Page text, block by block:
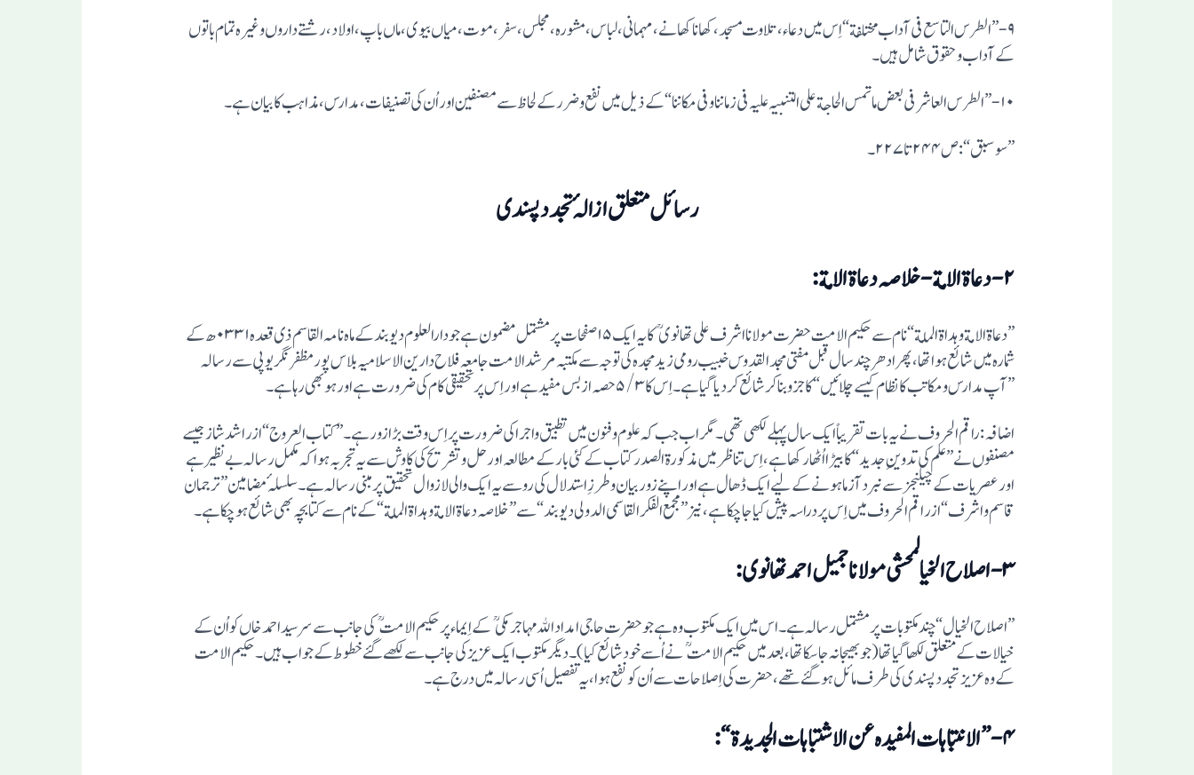
۹-”الطرس التاسع فی آداب مختلفة“اِس میں دعاء،تلاوت مسجد،کھاناکھانے ،مہمانی ،لباس،مشورہ،مجلس،سفر،موت،میاں بیوی ،ماں باپ ،اولاد،رشتے داروں وغیرہ تمام باتوں
کے آداب و حقوق شامل ہیں۔
”سو سبق“: ص۲۴۴تا۲۲۷۔
رسائل متعلق ازالہٴ تجدد پسندی
۲-دعاة الامة -خلاصہ دعاة الامة:
”دعاة الامة و ہداة الملة“نام سے حکیم الامت حضرت مولانا اشرف علی تھانوی کا یہ ایک ۱۵ صفحات پر مشتمل مضمون ہے جودارالعلوم دیوبند کے ماہ نامہ القاسم ذی قعدہ ۰۳۳۱ھ کے
شمارہ میں شائع ہوا تھا،پھرادھر چند سال قبل مفتی مجد القدوس خبیب رومی زید مجدہ کی توجہ سے مکتبہ مرشدالامت جامعہ فلاح دارین الاسلامیہ بلاس پور مظفر نگر یوپی سے رسالہ
”آپ مدارس ومکاتب کا نظام کیسے چلائیں“کا جزو بنا کر شائع کر دیا گیا ہے۔اِس کا ۵/۳حصہ از بس مفید ہے اور اِس پر تحقیقی کام کی ضرورت ہے اور ہو بھی رہا ہے۔
اضافہ :راقم الحروف نے یہ بات تقریباً ایک سال پہلے لکھی تھی۔مگر اب جب کہ علوم و فنون میں تطبیق واجراکی ضرورت پر اِس وقت بڑا زور ہے ۔”کتاب العروج“ازراشد شاز جیسے
مصنفوں نے ”علم کی تدوینِ جدید“کا بیڑا اُٹھا رکھا ہے،اِس تناظر میں مذکورة الصدر کتاب کے کئی بارکے مطالعہ اور حل وتشریح کی کاوش سے یہ تجربہ ہوا کہ مکمل رسالہ بے نظیرہے
اور عصریات کے چیلنجز سے نبرد آزما ہونے کے لیے ایک ڈھال ہے اور اپنے زور بیان و طرزِ استدلال کی رو سے یہ ایک والی لازوال تحقیق پر مبنی رسالہ ہے۔ سلسلہٴ مضامین”ترجمان
قاسم و اشرف“ ازراقم الحروف میں اِس پر دراسہ پیش کیا جا چکا ہے ،نیز”مجمع الفکر القاسمی الدولی دیوبند“سے ”خلاصہ دعاة الامة وہداة الملة“کے نام سے کتابچہ بھی شائع ہوچکا ہے ۔
۳-اصلاح الخیالمحشی مولانا جمیل احمد تھانوی:
” اصلاح الخیال“ چند مکتوبات پر مشتمل رسالہ ہے۔اس میں ایک مکتو ب وہ ہے جو حضرت حاجی امداد الله مہاجر مکی کے اِیما ء پر حکیم الامت کی جانب سے سر سید احمد خاں کو اُن کے
خیالات کے متعلق لکھا گیاتھا(جو بھیجا نہ جا سکا تھا،بعد میں حکیم الامت نے اُسے خود شائع کیا)۔دیگر مکتوب ایک عزیزکی جانب سے لکھے گئے خطوط کے جواب ہیں۔حکیم الامت
کے وہ عزیز تجدد پسندی کی طرف مائل ہو گئے تھے،حضرت کی اِصلاحات سے اُن کو نفع ہوا،یہ تفصیل اُسی رسالہ میں درج ہے ۔
۴-”الانتباہات المفیدہ عن الاشتباہا ت الجدیدة“: